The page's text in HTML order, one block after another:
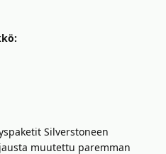
Silverstoneen
muutettu paremman